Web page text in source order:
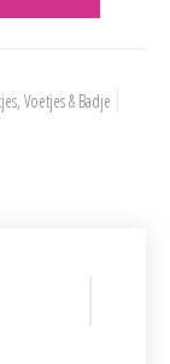
Voetjes & Badje